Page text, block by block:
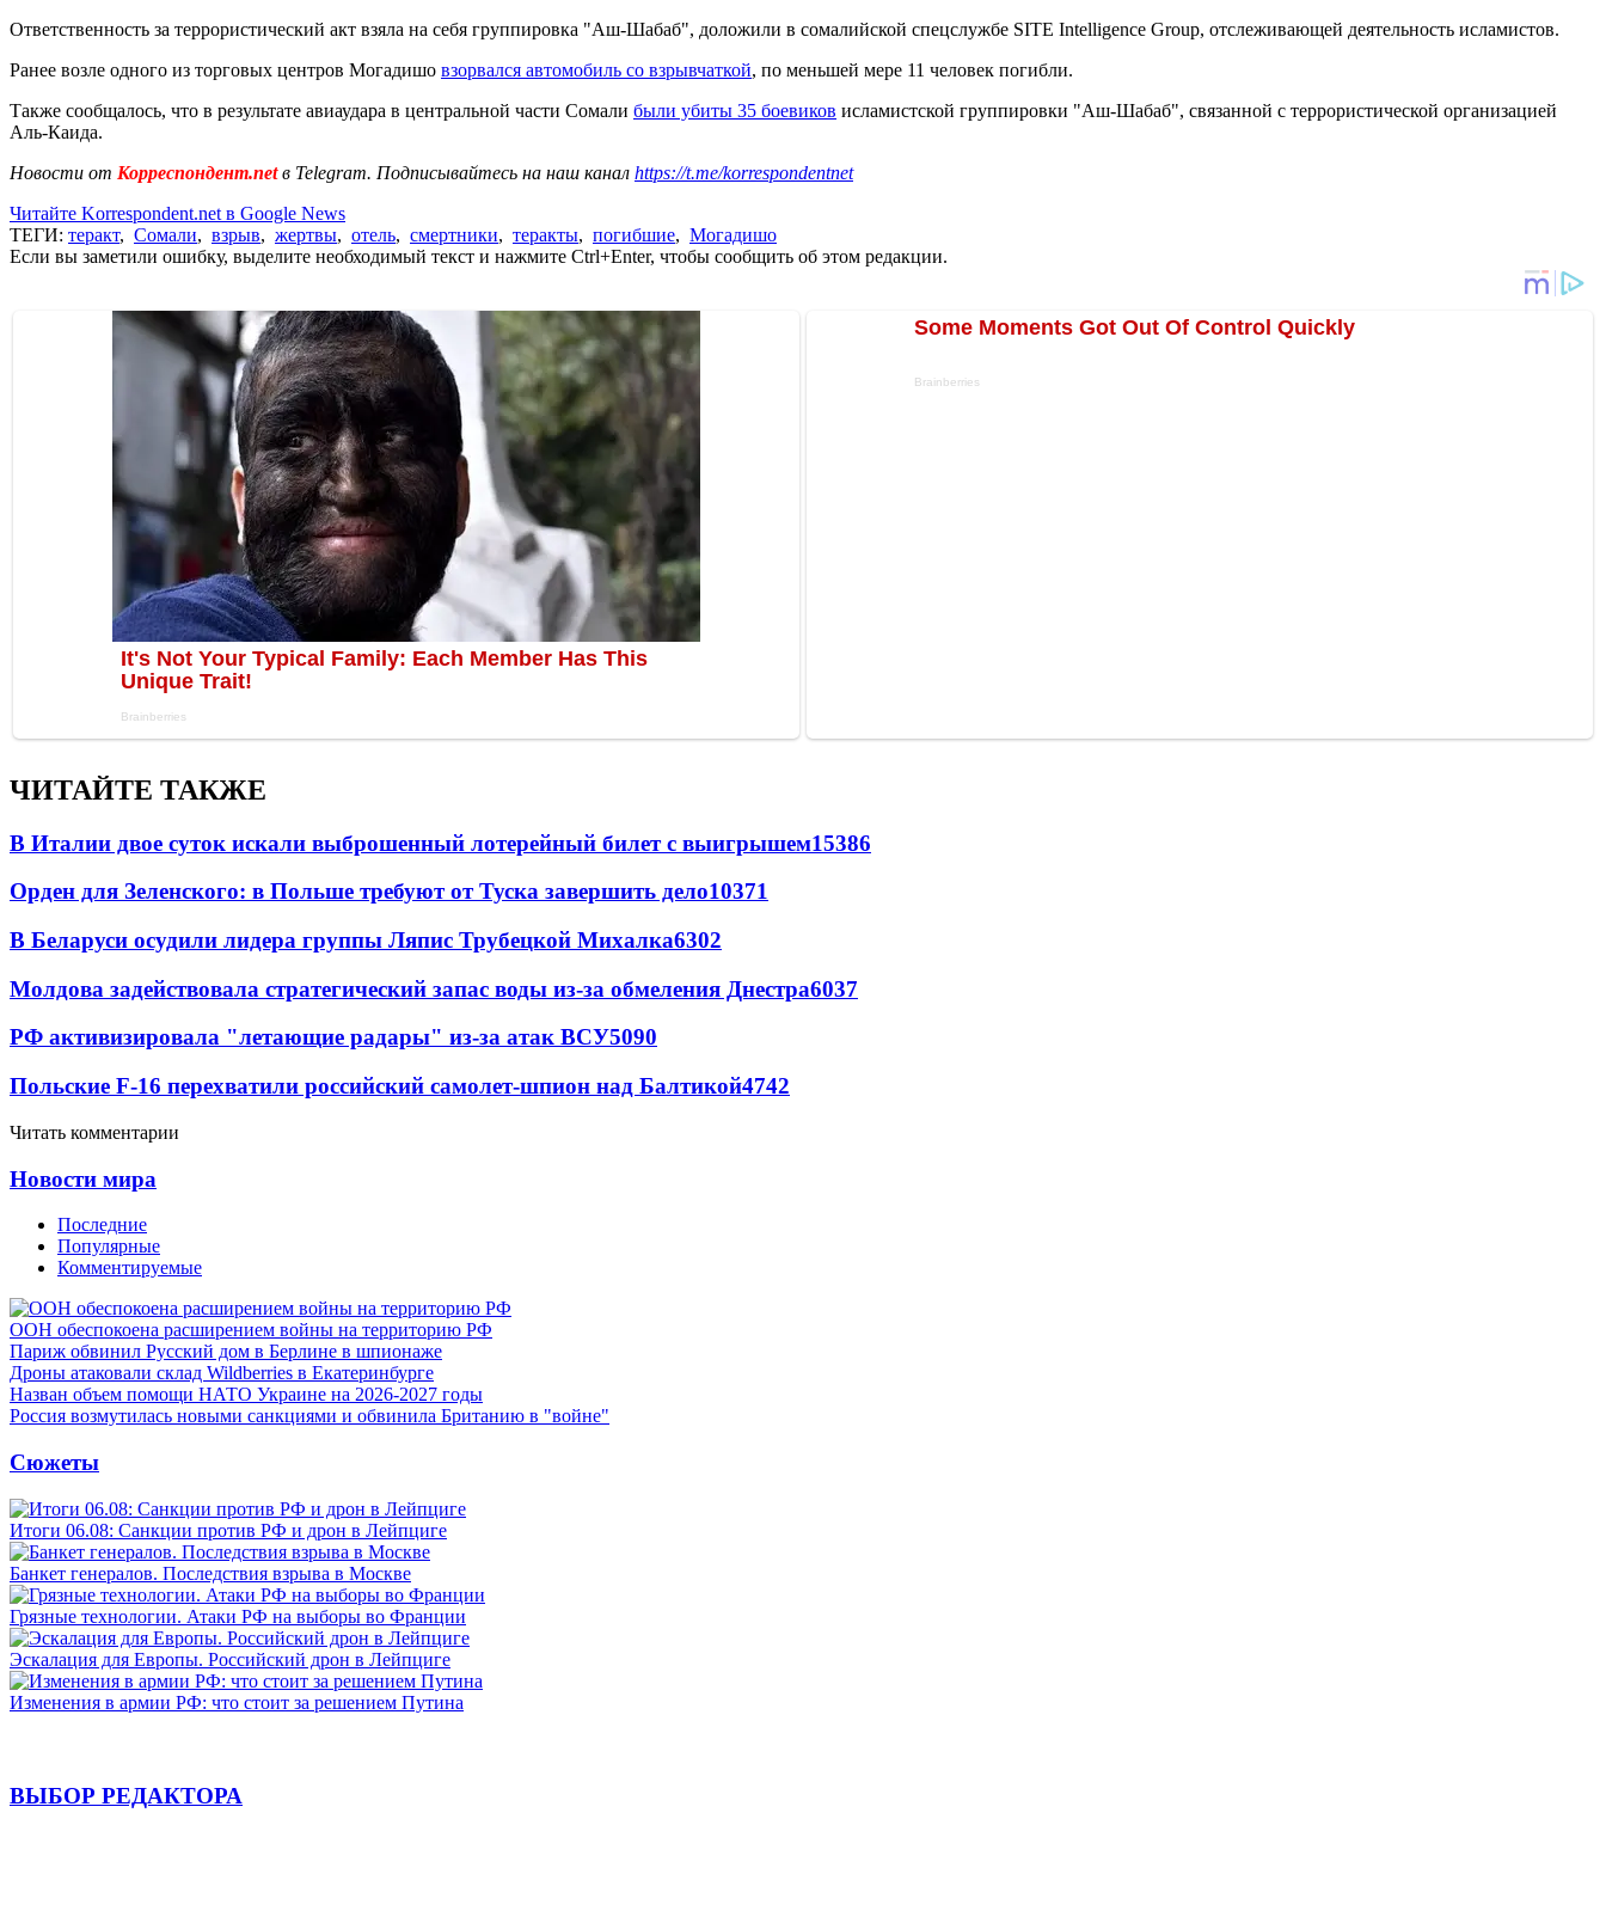
Ответственность за террористический акт взяла на себя группировка "Аш-Шабаб", доложили в сомалийской спецслужбе SITE Intelligence Group, отслеживающей деятельность исламистов.
Ранее возле одного из торговых центров Могадишо взорвался автомобиль со взрывчаткой, по меньшей мере 11 человек погибли.
Также сообщалось, что в результате авиаудара в центральной части Сомали были убиты 35 боевиков исламистской группировки "Аш-Шабаб", связанной с террористической организацией
Аль-Каида.
Новости от Корреспондент.netв Telegram. Подписывайтесь на наш канал https://t.me/korrespondentnet
Читайте Korrespondent.net в Google News
ТЕГИ: теракт, Сомали, взрыв, жертвы, отель, смертники, теракты, погибшие, Могадишо
Если вы заметили ошибку, выделите необходимый текст и нажмите Ctrl+Enter, чтобы сообщить об этом редакции.
ЧИТАЙТЕ ТАКЖЕ
В Италии двое суток искали выброшенный лотерейный билет с выигрышем15386
Орден для Зеленского: в Польше требуют от Туска завершить дело10371
В Беларуси осудили лидера группы Ляпис Трубецкой Михалка6302
Молдова задействовала стратегический запас воды из-за обмеления Днестра6037
РФ активизировала "летающие радары" из-за атак ВСУ5090
Польские F-16 перехватили российский самолет-шпион над Балтикой4742
Читать комментарии
Новости мира
Последние
Популярные
Комментируемые
ООН обеспокоена расширением войны на территорию РФ
Париж обвинил Русский дом в Берлине в шпионаже
Дроны атаковали склад Wildberries в Екатеринбурге
Назван объем помощи НАТО Украине на 2026-2027 годы
Россия возмутилась новыми санкциями и обвинила Британию в "войне"
Сюжеты
Итоги 06.08: Санкции против РФ и дрон в Лейпциге
Банкет генералов. Последствия взрыва в Москве
Грязные технологии. Атаки РФ на выборы во Франции
Эскалация для Европы. Российский дрон в Лейпциге
Изменения в армии РФ: что стоит за решением Путина
ВЫБОР РЕДАКТОРА